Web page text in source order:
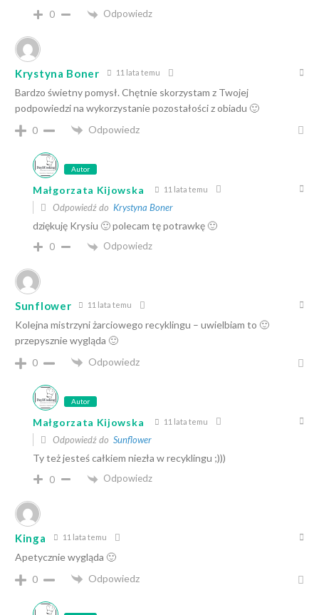
0 Odpowiedz
Krystyna Boner 11 lata temu
Bardzo świetny pomysł. Chętnie skorzystam z Twojej
podpowiedzi na wykorzystanie pozostałości z obiadu 🙂
0
Odpowiedz
Autor
Małgorzata Kijowska 11 lata temu
Odpowiedź do Krystyna Boner
dziękuję Krysiu 🙂 polecam tę potrawkę 🙂
0 Odpowiedz
Sunflower 11 lata temu
Kolejna mistrzyni żarciowego recyklingu – uwielbiam to 🙂
przepysznie wygląda 🙂
0
Odpowiedz
Autor
Małgorzata Kijowska 11 lata temu
Odpowiedź do Sunflower
Ty też jesteś całkiem niezła w recyklingu ;)))
0 Odpowiedz
Kinga 11 lata temu
Apetycznie wygląda 🙂
0
Odpowiedz